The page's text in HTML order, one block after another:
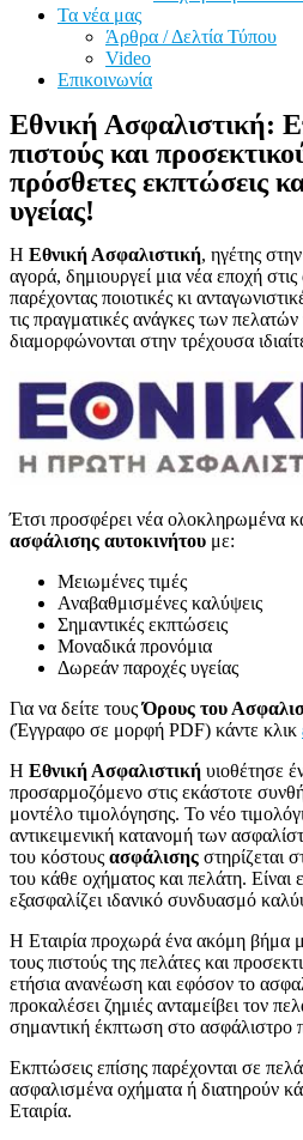
Τα νέα μας
Άρθρα / Δελτία Τύπου
Video
Επικοινωνία
Εθνική Ασφαλιστική:
πιστούς και
πρόσθετες εκπτώσεις
υγείας!
Η Εθνική Ασφαλιστική, ηγέτης
αγορά, δημιουργεί μια νέα εποχή στις
παρέχοντας ποιοτικές κι
τις πραγματικές ανάγκες των
διαμορφώνονται στην τρέχουσα
Έτσι προσφέρει νέα ολοκληρωμένα
ασφάλισης αυτοκινήτου με:
Μειωμένες τιμές
Αναβαθμισμένες καλύψεις
Σημαντικές εκπτώσεις
Μοναδικά προνόμια
Δωρεάν παροχές υγείας
Για να δείτε τουςΌρους του
(Έγγραφο σε μορφή PDF) κάντε κλικ
Η Εθνική Ασφαλιστική υιοθέτησε
προσαρμοζόμενο στις εκάστοτε
μοντέλο τιμολόγησης. Το νέο
αντικειμενική κατανομή των
του κόστους ασφάλισης στηρίζεται
του κάθε οχήματος και πελάτη. Είναι
εξασφαλίζει ιδανικό συνδυασμό
Η Εταιρία προχωρά ένα ακόμη βήμα
τους πιστούς της πελάτες και
ετήσια ανανέωση και εφόσον το
προκαλέσει ζημιές ανταμείβει τον
σημαντική έκπτωση στο ασφάλιστρο
Εκπτώσεις επίσης παρέχονται σε
ασφαλισμένα οχήματα ή διατηρούν
Εταιρία.